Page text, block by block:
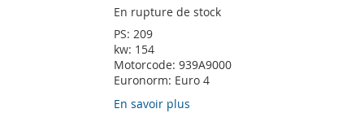
En rupture de stock
PS: 209
kw: 154
Motorcode: 939A9000
Euronorm: Euro 4
En savoir plus